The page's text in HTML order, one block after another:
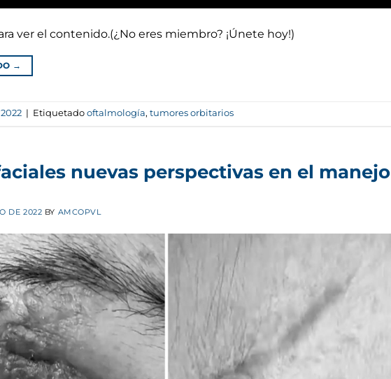
ver el contenido.(¿No eres miembro? ¡Únete hoy!)
→
| Etiquetado oftalmología, tumores orbitarios
nuevas perspectivas en el manejo
DE 2022 BY AMCOPVL